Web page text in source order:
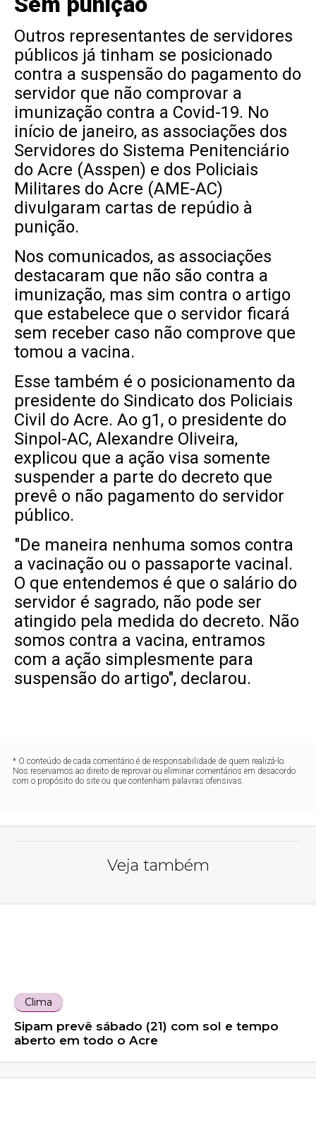
Outros representantes de servidores
públicos já tinham se posicionado
contra a suspensão do pagamento do
servidor que não comprovar a
imunização contra a Covid-19. No
início de janeiro, as associações dos
Servidores do Sistema Penitenciário
do Acre (Asspen) e dos Policiais
Militares do Acre (AME-AC)
divulgaram cartas de repúdio à
punição.
Nos comunicados, as associações
destacaram que não são contra a
imunização, mas sim contra o artigo
que estabelece que o servidor ficará
sem receber caso não comprove que
tomou a vacina.
Esse também é o posicionamento da
presidente do Sindicato dos Policiais
Civil do Acre. Ao g1, o presidente do
Sinpol-AC, Alexandre Oliveira,
explicou que a ação visa somente
suspender a parte do decreto que
prevê o não pagamento do servidor
público.
"De maneira nenhuma somos contra
a vacinação ou o passaporte vacinal.
O que entendemos é que o salário do
servidor é sagrado, não pode ser
atingido pela medida do decreto. Não
somos contra a vacina, entramos
com a ação simplesmente para
suspensão do artigo", declarou.
* O conteúdo de cada comentário é de responsabilidade de quem realizá-lo.
Nos reservamos ao direito de reprovar ou eliminar comentários em desacordo
com o propósito do site ou que contenham palavras ofensivas.
Veja também
Clima
Sipam prevê sábado (21) com sol e tempo
aberto em todo o Acre